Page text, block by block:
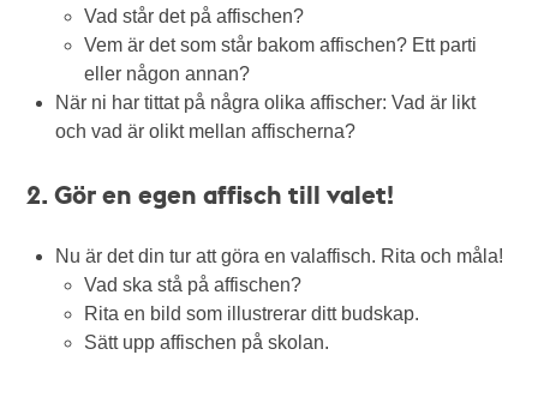
Vad står det på affischen?
Vem är det som står bakom affischen? Ett parti
eller någon annan?
När ni har tittat på några olika affischer: Vad är likt
och vad är olikt mellan affischerna?
2. Gör en egen affisch till valet!
Nu är det din tur att göra en valaffisch. Rita och måla!
Vad ska stå på affischen?
Rita en bild som illustrerar ditt budskap.
Sätt upp affischen på skolan.